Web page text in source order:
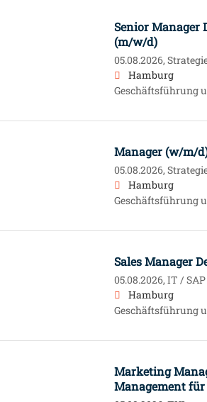
Senior Manager
(m/w/d)
05.08.2026,
Hamburg
Geschäftsführung
Manager (w/m/
05.08.2026,
Hamburg
Geschäftsführung
Sales Manager
05.08.2026, IT /
Hamburg
Geschäftsführung
Marketing
Management